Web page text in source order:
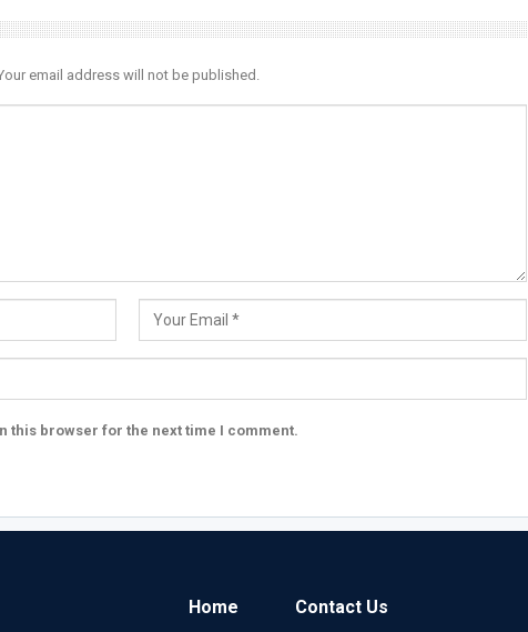
email address will not be published.
this browser for the next time I comment.
Home Contact Us